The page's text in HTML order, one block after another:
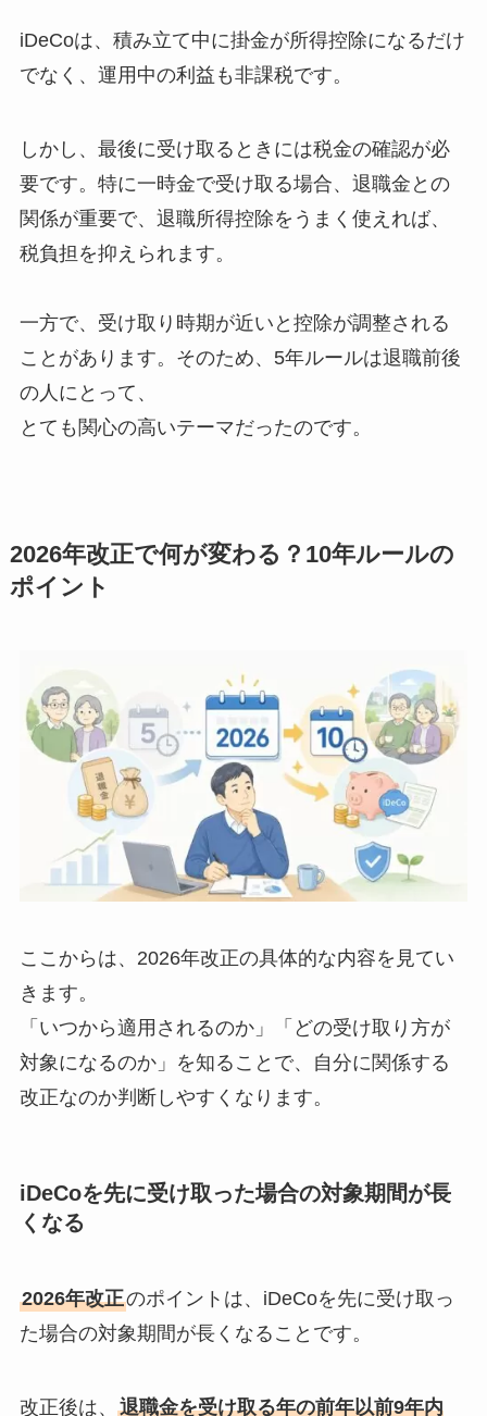
iDeCoは、積み立て中に掛金が所得控除になるだけ
でなく、運用中の利益も非課税です。
しかし、最後に受け取るときには税金の確認が必
要です。特に一時金で受け取る場合、退職金との
関係が重要で、退職所得控除をうまく使えれば、
税負担を抑えられます。
一方で、受け取り時期が近いと控除が調整される
ことがあります。そのため、5年ルールは退職前後
の人にとって、
とても関心の高いテーマだったのです。
2026年改正で何が変わる？10年ルールの
ポイント
ここからは、2026年改正の具体的な内容を見てい
きます。
「いつから適用されるのか」「どの受け取り方が
対象になるのか」を知ることで、自分に関係する
改正なのか判断しやすくなります。
iDeCoを先に受け取った場合の対象期間が長
くなる
2026年改正のポイントは、iDeCoを先に受け取っ
た場合の対象期間が長くなることです。
改正後は、 退職金を受け取る年の前年以前9年内